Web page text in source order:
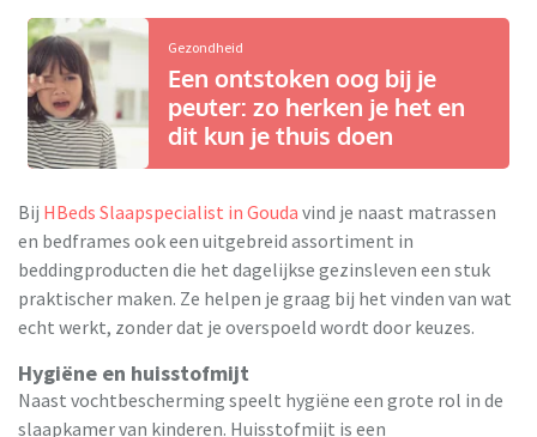
Gezondheid
Een ontstoken oog bij je
peuter: zo herken je het en
dit kun je thuis doen
Bij HBeds Slaapspecialist in Gouda vind je naast matrassen
en bedframes ook een uitgebreid assortiment in
beddingproducten die het dagelijkse gezinsleven een stuk
praktischer maken. Ze helpen je graag bij het vinden van wat
echt werkt, zonder dat je overspoeld wordt door keuzes.
Hygiëne en huisstofmijt
Naast vochtbescherming speelt hygiëne een grote rol in de
slaapkamer van kinderen. Huisstofmijt is een